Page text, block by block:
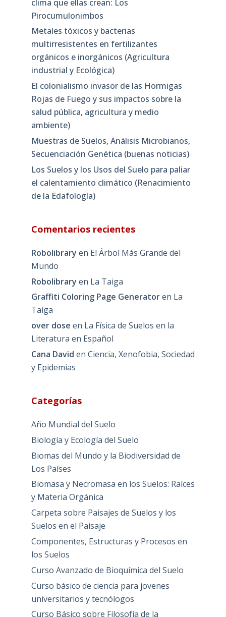
clima que ellas crean: Los
Pirocumulonimbos
Metales tóxicos y bacterias
multirresistentes en fertilizantes
orgánicos e inorgánicos (Agricultura
industrial y Ecológica)
El colonialismo invasor de las Hormigas
Rojas de Fuego y sus impactos sobre la
salud pública, agricultura y medio
ambiente)
Muestras de Suelos, Análisis Microbianos,
Secuenciación Genética (buenas noticias)
Los Suelos y los Usos del Suelo para paliar
el calentamiento climático (Renacimiento
de la Edafología)
Comentarios recientes
Robolibrary en El Árbol Más Grande del
Mundo
Robolibrary en La Taiga
Graffiti Coloring Page Generatoren La
Taiga
over dose en La Física de Suelos en la
Literatura en Español
Cana David en Ciencia, Xenofobia, Sociedad
y Epidemias
Categorías
Año Mundial del Suelo
Biología y Ecología del Suelo
Biomas del Mundo y la Biodiversidad de
Los Países
Biomasa y Necromasa en los Suelos: Raíces
y Materia Orgánica
Carpeta sobre Paisajes de Suelos y los
Suelos en el Paisaje
Componentes, Estructuras y Procesos en
los Suelos
Curso Avanzado de Bioquímica del Suelo
Curso básico de ciencia para jovenes
universitarios y tecnólogos
Curso Básico sobre Filosofía de la